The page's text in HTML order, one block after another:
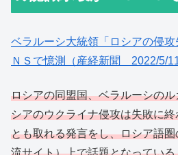
ベラルーシ大統領「ロシアの侵
ＮＳで憶測（産経新聞 2022/5/11
ロシアの同盟国、ベラルーシの
シアのウクライナ侵攻は失敗に
とも取れる発言をし、ロシア語
流サイト）上で話題となっている